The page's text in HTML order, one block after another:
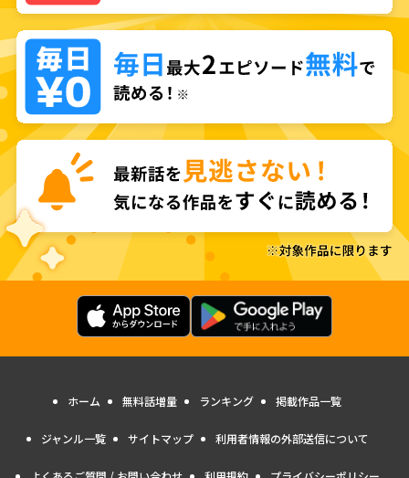
ホーム 無料話増量 ランキング 掲載作品一覧
ジャンル一覧 サイトマップ 利用者情報の外部送信について